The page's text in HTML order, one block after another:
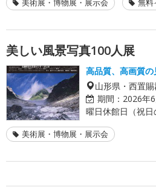
美術展・博物展・展示会 無料
美しい風景写真100人展
高品質、高画質
山形県・西置
期間： 2026年
曜日休館日（祝日
美術展・博物展・展示会